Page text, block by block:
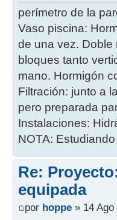
perímetro de la
Vaso piscina:
de una vez.
bloques tanto
mano. Hormigón
Filtración: junto a
pero preparada
Instalaciones:
NOTA:
Re:
equipada
por hoppe » 14